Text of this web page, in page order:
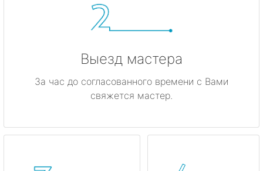
Выезд мастера
За час до согласованного времени с Вами
свяжется мастер.